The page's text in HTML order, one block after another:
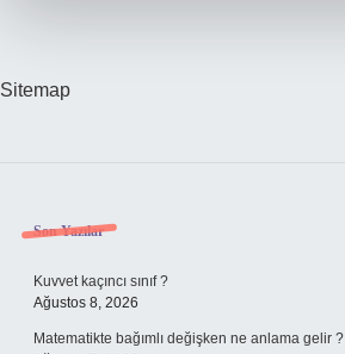
Sitemap
Sidebar
Son Yazılar
Kuvvet kaçıncı sınıf ?
Ağustos 8, 2026
Matematikte bağımlı değişken ne anlama gelir ?